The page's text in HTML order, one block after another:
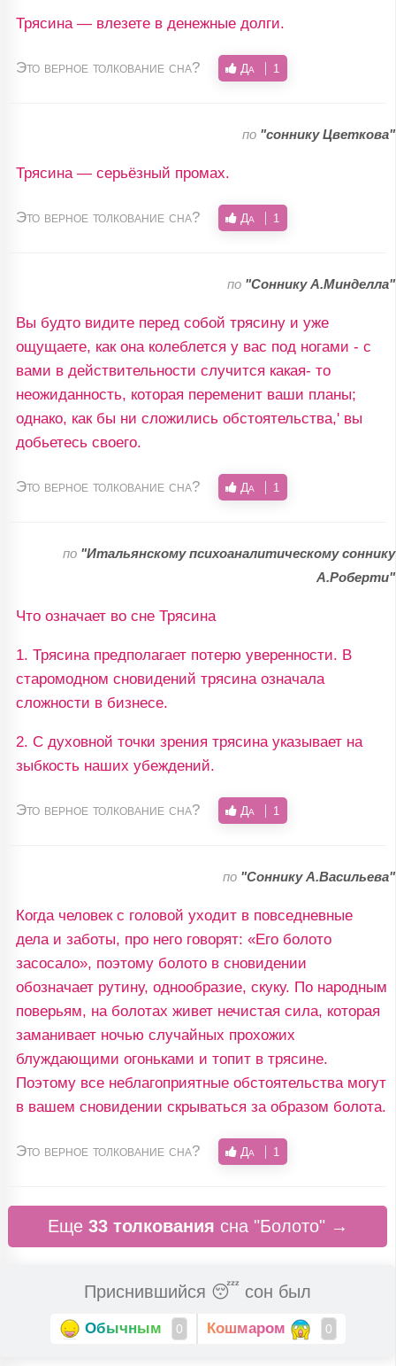
Трясина — влезете в денежные долги.
Это верное толкование сна? Да 1
по "соннику Цветкова"
Трясина — серьёзный промах.
Это верное толкование сна? Да 1
по "Соннику А.Минделла"
Вы будто видите перед собой трясину и уже
ощущаете, как она колеблется у вас под ногами - с
вами в действительности случится какая- то
неожиданность, которая переменит ваши планы;
однако, как бы ни сложились обстоятельства,' вы
добьетесь своего.
Это верное толкование сна? Да 1
по "Итальянскому психоаналитическому соннику
А.Роберти"
Что означает во сне Трясина
1. Трясина предполагает потерю уверенности. В
старомодном сновидений трясина означала
сложности в бизнесе.
2. С духовной точки зрения трясина указывает на
зыбкость наших убеждений.
Это верное толкование сна? Да 1
по "Соннику А.Васильева"
Когда человек с головой уходит в повседневные
дела и заботы, про него говорят: «Его болото
засосало», поэтому болото в сновидении
обозначает рутину, однообразие, скуку. По народным
поверьям, на болотах живет нечистая сила, которая
заманивает ночью случайных прохожих
блуждающими огоньками и топит в трясине.
Поэтому все неблагоприятные обстоятельства могут
в вашем сновидении скрываться за образом болота.
Это верное толкование сна? Да 1
Еще 33 толкования сна "Болото" →
Приснившийся 😴 сон был
Обычным 0 Кошмаром 0